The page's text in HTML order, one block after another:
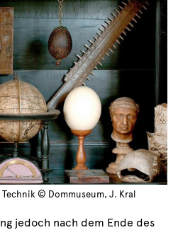
© Dommuseum, J. Kral
jedoch nach dem Ende des